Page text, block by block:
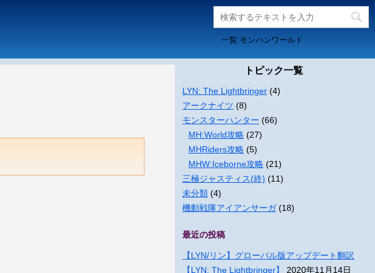
一覧:モンハンワールド
トピック一覧
LYN: The Lightbringer (4)
アークナイツ (8)
モンスターハンター (66)
MH:World攻略 (27)
MHRiders攻略 (5)
MHW:Iceborne攻略 (21)
三極ジャスティス(終) (11)
未分類 (4)
機動戦隊アイアンサーガ(18)
最近の投稿
【LYN/リン】グローバル版アップデート翻訳
【LYN: The Lightbringer】
2020年11月14日